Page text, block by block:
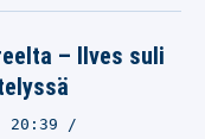
– Ilves suli
20:39